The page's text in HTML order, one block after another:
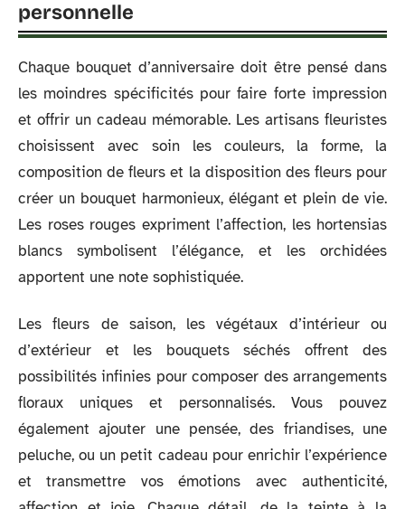
personnelle
Chaque bouquet d’anniversaire doit être pensé dans
les moindres spécificités pour faire forte impression
et offrir un cadeau mémorable. Les artisans fleuristes
choisissent avec soin les couleurs, la forme, la
composition de fleurs et la disposition des fleurs pour
créer un bouquet harmonieux, élégant et plein de vie.
Les roses rouges expriment l’affection, les hortensias
blancs symbolisent l’élégance, et les orchidées
apportent une note sophistiquée.
Les fleurs de saison, les végétaux d’intérieur ou
d’extérieur et les bouquets séchés offrent des
possibilités infinies pour composer des arrangements
floraux uniques et personnalisés. Vous pouvez
également ajouter une pensée, des friandises, une
peluche, ou un petit cadeau pour enrichir l’expérience
et transmettre vos émotions avec authenticité,